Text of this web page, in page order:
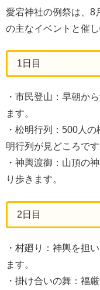
愛宕神社の例祭は、8
の主なイベントと催
1日目
・市民登山：早朝か
ます。
・松明行列：500人
明行列が見どころです
・神輿渡御：山頂の
り歩きます。
2日目
・村廻り：神輿を担
ます。
・掛け合いの舞：福